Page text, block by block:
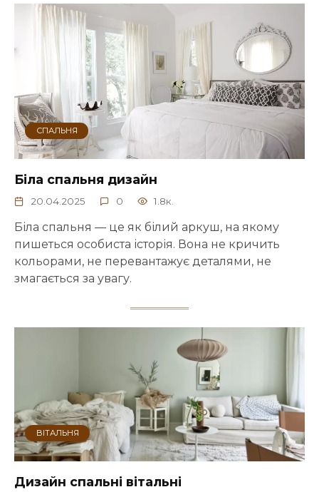
СПАЛЬНЯ
Біла спальня дизайн
20.04.2025 0 1.8к.
Біла спальня — це як білий аркуш, на якому
пишеться особиста історія. Вона не кричить
кольорами, не перевантажує деталями, не
змагається за увагу.
ВІТАЛЬНЯ
Дизайн спальні вітальні